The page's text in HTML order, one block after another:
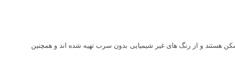
هستند و از رنگ های غیر شیمیایی بدون سرب تهیه شده اند و همچنین